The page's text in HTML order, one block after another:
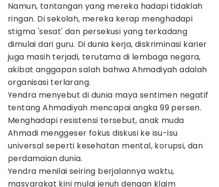
Namun, tantangan yang mereka hadapi tidaklah
ringan. Di sekolah, mereka kerap menghadapi
stigma 'sesat' dan persekusi yang terkadang
dimulai dari guru. Di dunia kerja, diskriminasi karier
juga masih terjadi, terutama di lembaga negara,
akibat anggapan salah bahwa Ahmadiyah adalah
organisasi terlarang.
Yendra menyebut di dunia maya sentimen negatif
tentang Ahmadiyah mencapai angka 99 persen.
Menghadapi resistensi tersebut, anak muda
Ahmadi menggeser fokus diskusi ke isu-isu
universal seperti kesehatan mental, korupsi, dan
perdamaian dunia.
Yendra menilai seiring berjalannya waktu,
masyarakat kini mulai jenuh dengan klaim